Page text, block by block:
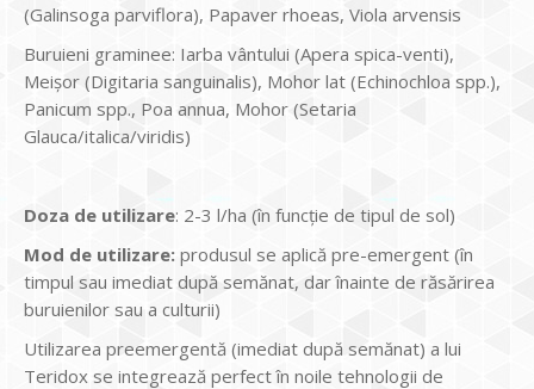
(Galinsoga parviflora), Papaver rhoeas, Viola arvensis
Buruieni graminee: Iarba vântului (Apera spica-venti),
Meişor (Digitaria sanguinalis), Mohor lat (Echinochloa spp.),
Panicum spp., Poa annua, Mohor (Setaria
Glauca/italica/viridis)
Doza de utilizare: 2-3 l/ha (în funcţie de tipul de sol)
Mod de utilizare: produsul se aplică pre-emergent (în
timpul sau imediat după semănat, dar înainte de răsărirea
buruienilor sau a culturii)
Utilizarea preemergentă (imediat după semănat) a lui
Teridox se integrează perfect în noile tehnologii de